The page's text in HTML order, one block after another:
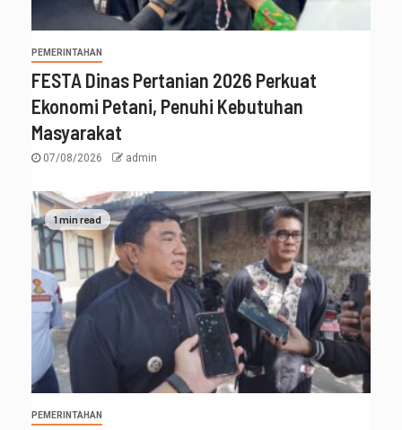
PEMERINTAHAN
FESTA Dinas Pertanian 2026 Perkuat
Ekonomi Petani, Penuhi Kebutuhan
Masyarakat
07/08/2026 admin
1 min read
PEMERINTAHAN